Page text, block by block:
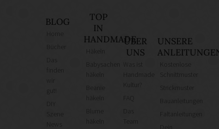
BLOG
finden
gut!
News
TOP
IN
HANDMADE
häkeln
häkeln
ÜBER
UNS
Was ist
Kultur?
Team
UNSERE
Kostenlose
Schnittmuster
Strickmuster
Bauanleitungen
Faltanleitungen